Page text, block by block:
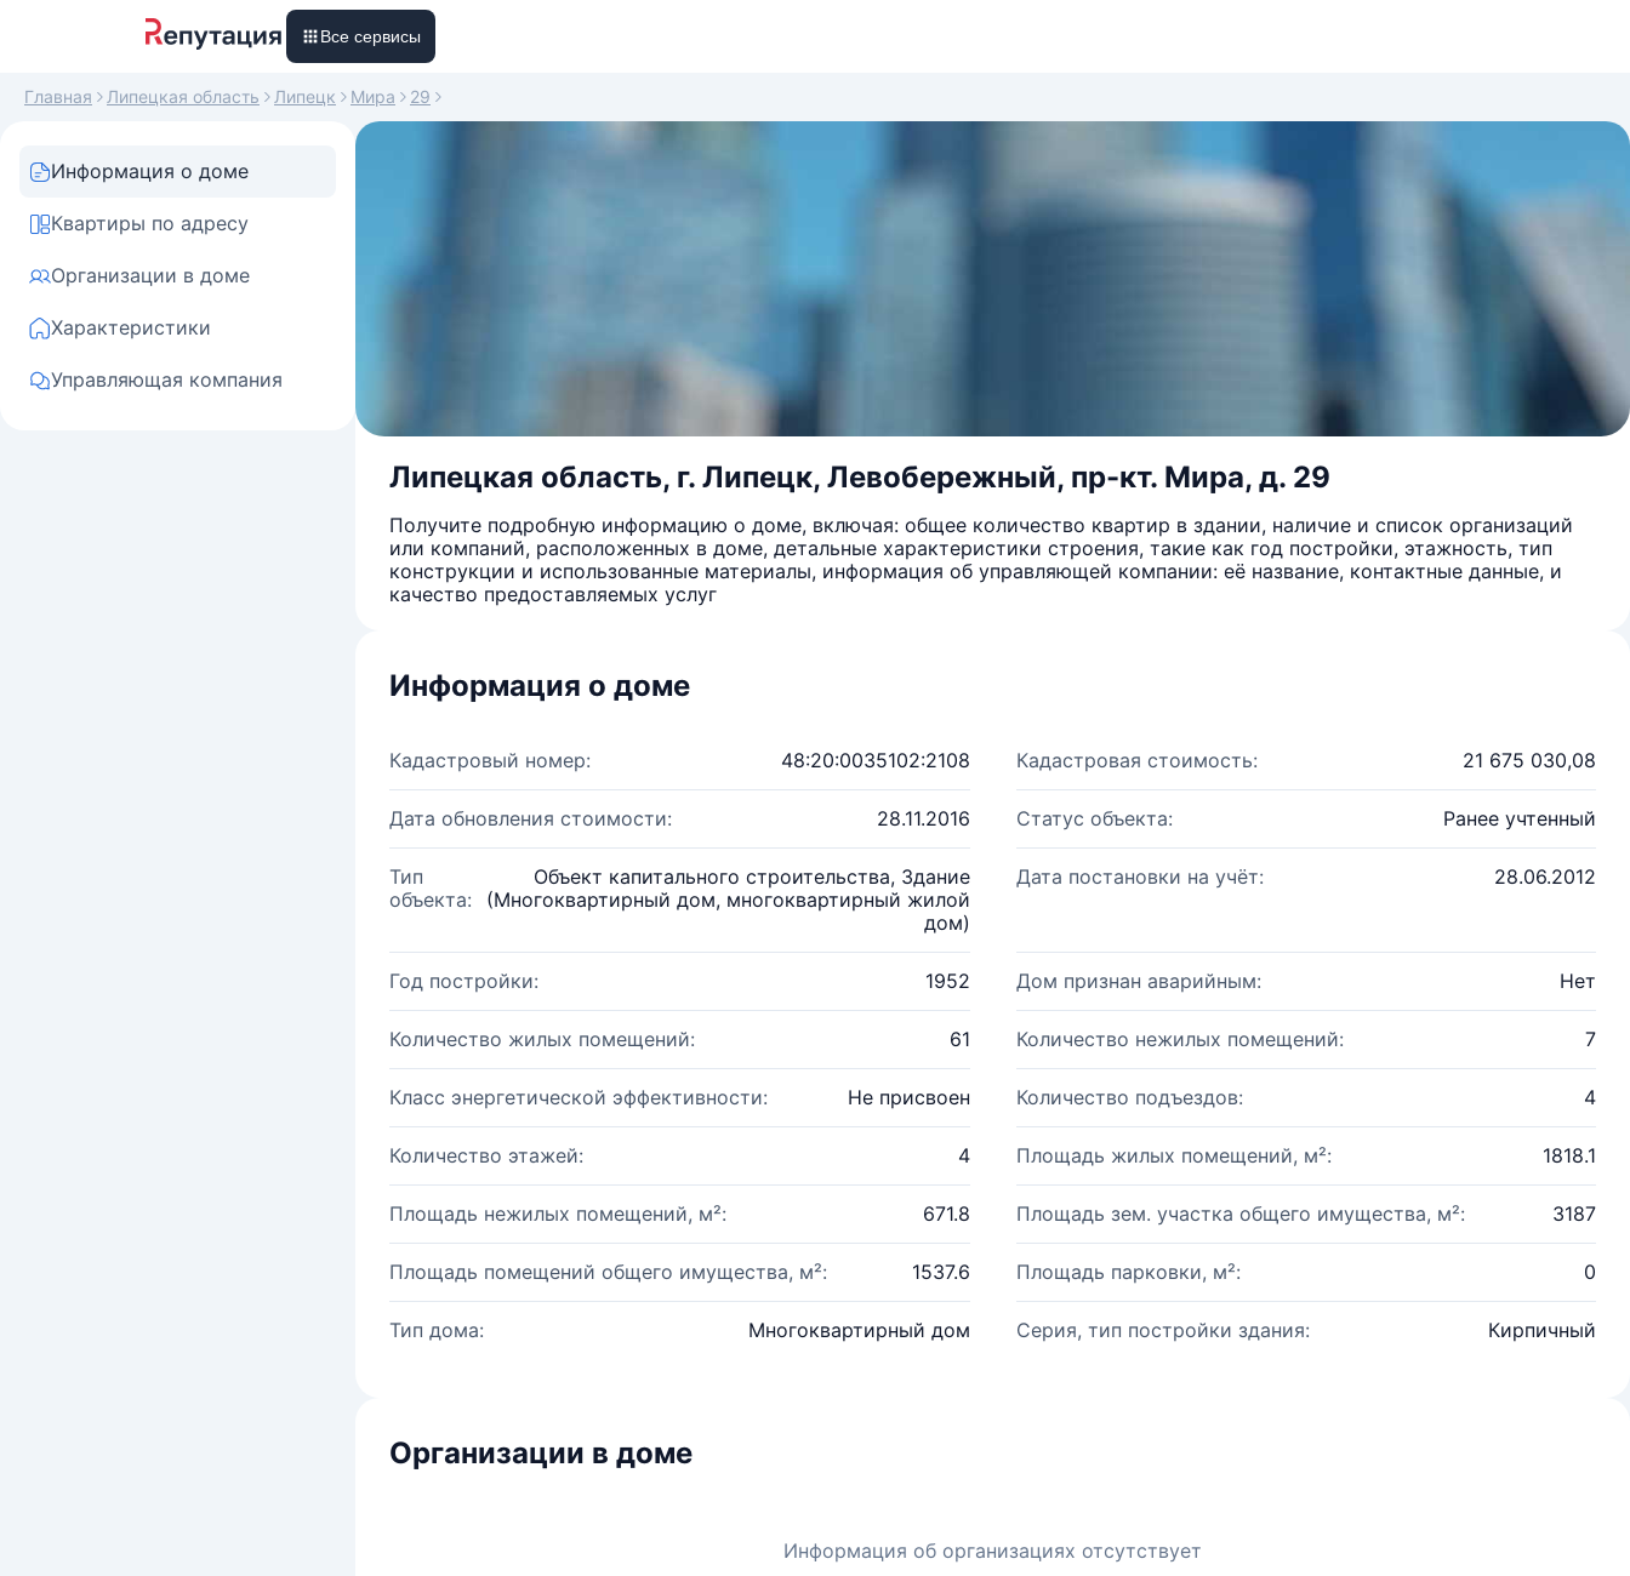
Все сервисы
Главная Липецкая область Липецк Мира 29
Информация о доме
Квартиры по адресу
Организации в доме
Характеристики
Управляющая компания
Липецкая область, г. Липецк, Левобережный, пр-кт. Мира, д. 29
Получите подробную информацию о доме, включая: общее количество квартир в здании, наличие и список организаций
или компаний, расположенных в доме, детальные характеристики строения, такие как год постройки, этажность, тип
конструкции и использованные материалы, информация об управляющей компании: её название, контактные данные, и
качество предоставляемых услуг
Информация о доме
Кадастровый номер: 48:20:0035102:2108 Кадастровая стоимость: 21 675 030,08
Дата обновления стоимости: 28.11.2016 Статус объекта: Ранее учтенный
Тип
объекта:
Объект капитального строительства, Здание
(Многоквартирный дом, многоквартирный жилой
дом)
Дата постановки на учёт: 28.06.2012
Год постройки: 1952 Дом признан аварийным: Нет
Количество жилых помещений: 61 Количество нежилых помещений: 7
Класс энергетической эффективности: Не присвоен Количество подъездов: 4
Количество этажей: 4 Площадь жилых помещений, м²: 1818.1
Площадь нежилых помещений, м²: 671.8 Площадь зем. участка общего имущества, м²: 3187
Площадь помещений общего имущества, м²: 1537.6 Площадь парковки, м²: 0
Тип дома: Многоквартирный дом Серия, тип постройки здания: Кирпичный
Организации в доме
Информация об организациях отсутствует